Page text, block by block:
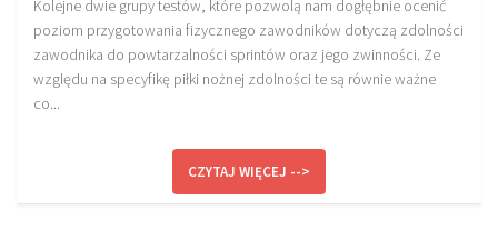
Kolejne dwie grupy testów, które pozwolą nam dogłębnie ocenić
poziom przygotowania fizycznego zawodników dotyczą zdolności
zawodnika do powtarzalności sprintów oraz jego zwinności. Ze
względu na specyfikę piłki nożnej zdolności te są równie ważne
co...
CZYTAJ WIĘCEJ -->